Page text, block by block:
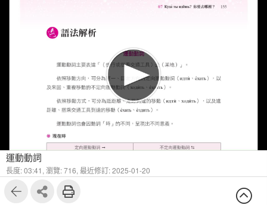
1 3
運動動詞
長度: 03:41, 瀏覽: 716, 最近修訂: 2025-01-20